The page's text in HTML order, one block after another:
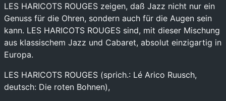
LES HARICOTS ROUGES zeigen, daß Jazz nicht nur ein
Genuss für die Ohren, sondern auch für die Augen sein
kann. LES HARICOTS ROUGES sind, mit dieser Mischung
aus klassischem Jazz und Cabaret, absolut einzigartig in
Europa.
LES HARICOTS ROUGES (sprich.: Lé Arico Ruusch,
deutsch: Die roten Bohnen),